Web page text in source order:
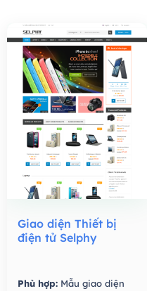
Giao diện Thiết bị
điện tử Selphy
Phù hợp: Mẫu giao diện